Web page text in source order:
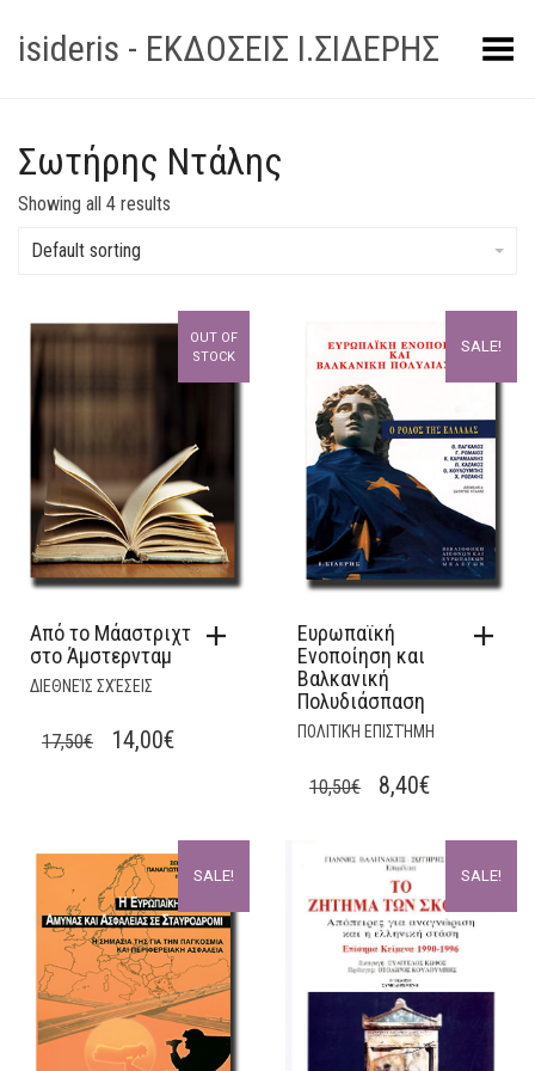
isideris - ΕΚΔΟΣΕΙΣ Ι.ΣΙΔΕΡΗΣToggle Menu
Σωτήρης Ντάλης
Showing all 4 results
Default sorting
OUT OF
STOCK
Από το Μάαστριχτ
στο Άμστερνταμ
ΔΙΕΘΝΕΊΣ ΣΧΈΣΕΙΣ
17,50€
ORIGINAL
14,00€CURRENT
14,00€.
SALE!
Ευρωπαϊκή
Ενοποίηση και
Βαλκανική
Πολυδιάσπαση
ΠΟΛΙΤΙΚΉ ΕΠΙΣΤΉΜΗ
10,50€
ORIGINAL
WAS:
10,50€.
8,40€CURRENT
IS:
8,40€.
SALE! SALE!